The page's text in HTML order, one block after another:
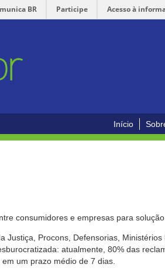
BR Participe Acesso à
Início
consumidores e empresas para
Procons, Defensorias,
atualmente, 80% das
um prazo médio de 7 dias.